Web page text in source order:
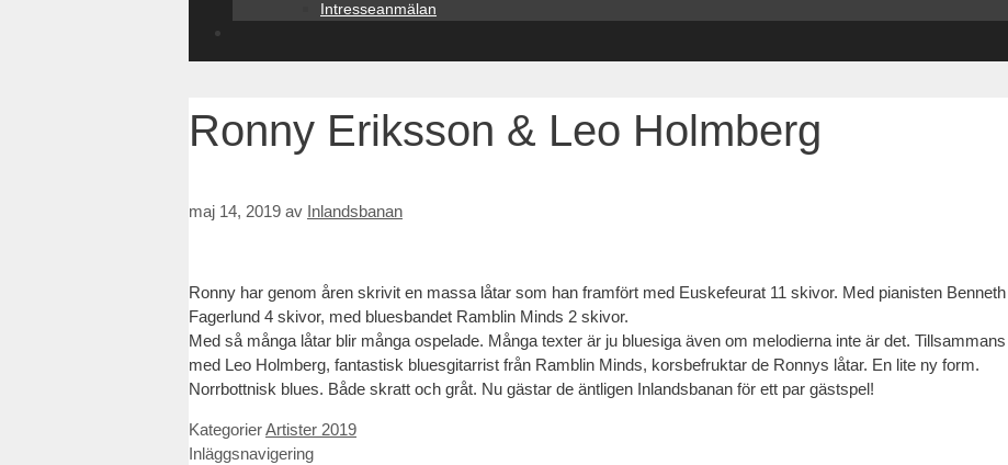
Intresseanmälan
Ronny Eriksson & Leo Holmberg
maj 14, 2019 av Inlandsbanan
Ronny har genom åren skrivit en massa låtar som han framfört med Euskefeurat 11 skivor. Med pianisten Benneth
Fagerlund 4 skivor, med bluesbandet Ramblin Minds 2 skivor.
Med så många låtar blir många ospelade. Många texter är ju bluesiga även om melodierna inte är det. Tillsammans
med Leo Holmberg, fantastisk bluesgitarrist från Ramblin Minds, korsbefruktar de Ronnys låtar. En lite ny form.
Norrbottnisk blues. Både skratt och gråt. Nu gästar de äntligen Inlandsbanan för ett par gästspel!
KategorierArtister 2019
Inläggsnavigering